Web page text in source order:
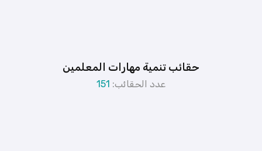
حقائب تنمية مهارات المعلمين
عدد الحقائب: 151